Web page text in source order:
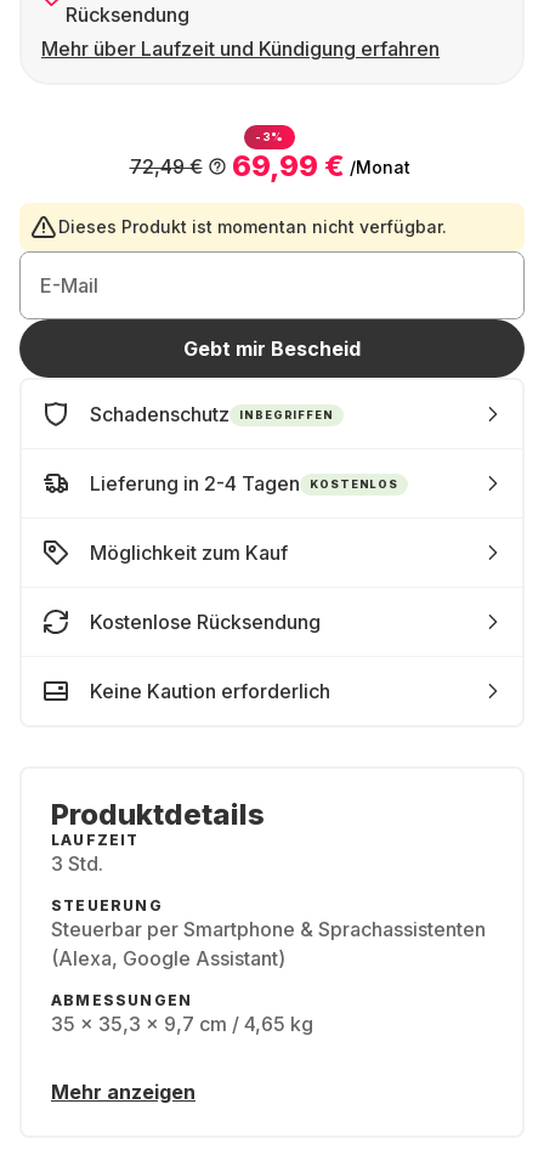
Rücksendung
Mehr über Laufzeit und Kündigung erfahren
-3%
69,99 € /Monat
72,49 €
Dieses Produkt ist momentan nicht verfügbar.
E-Mail
Gebt mir Bescheid
Schadenschutz INBEGRIFFEN
Lieferung in 2-4 Tagen KOSTENLOS
Möglichkeit zum Kauf
Kostenlose Rücksendung
Keine Kaution erforderlich
Produktdetails
LAUFZEIT
3 Std.
STEUERUNG
Steuerbar per Smartphone & Sprachassistenten
(Alexa, Google Assistant)
ABMESSUNGEN
35 x 35,3 x 9,7 cm / 4,65 kg
Mehr anzeigen